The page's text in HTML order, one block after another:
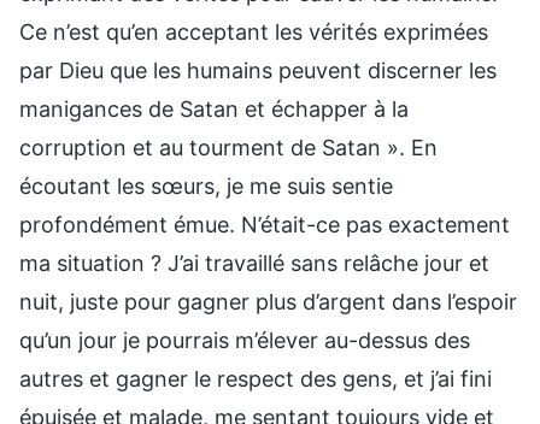
Ce n’est qu’en acceptant les vérités exprimées
par Dieu que les humains peuvent discerner les
manigances de Satan et échapper à la
corruption et au tourment de Satan ». En
écoutant les sœurs, je me suis sentie
profondément émue. N’était-ce pas exactement
ma situation ? J’ai travaillé sans relâche jour et
nuit, juste pour gagner plus d’argent dans l’espoir
qu’un jour je pourrais m’élever au-dessus des
autres et gagner le respect des gens, et j’ai fini
épuisée et malade, me sentant toujours vide et